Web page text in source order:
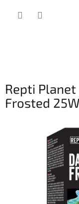
Repti
Frosted 25W